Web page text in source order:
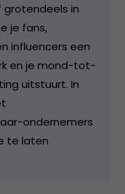
in
je fans,
influencers een
en je mond-tot-
uitstuurt. In
ondernemers
te laten